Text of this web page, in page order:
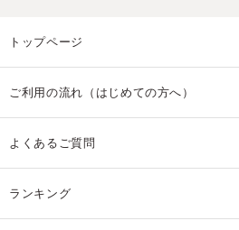
トップページ
ご利用の流れ（はじめての方へ）
よくあるご質問
ランキング